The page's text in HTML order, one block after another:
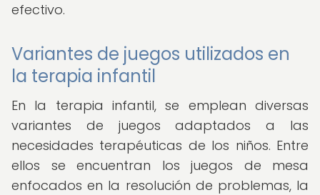
efectivo.
Variantes de juegos utilizados en
la terapia infantil
En la terapia infantil, se emplean diversas
variantes de juegos adaptados a las
necesidades terapéuticas de los niños. Entre
ellos se encuentran los juegos de mesa
enfocados en la resolución de problemas, la